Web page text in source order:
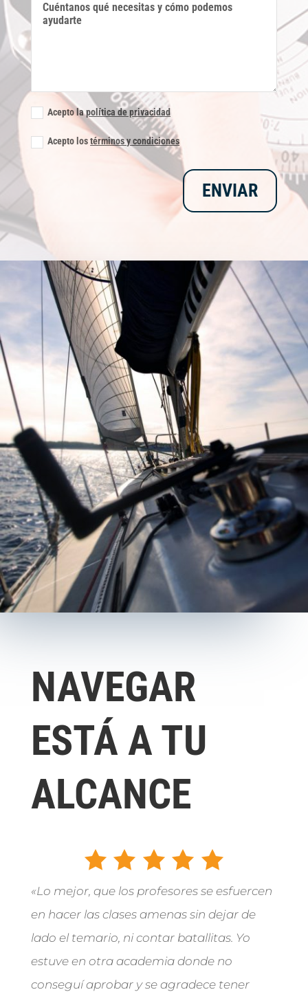
Acepto lapolítica de privacidad
Acepto lostérminos y condiciones
ENVIAR
NAVEGAR
ESTÁ A TU
ALCANCE
«Lo mejor, que los profesores se esfuercen
en hacer las clases amenas sin dejar de
lado el temario, ni contar batallitas. Yo
estuve en otra academia donde no
conseguí aprobar y se agradece tener